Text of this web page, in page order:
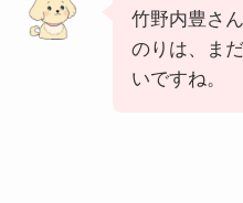
竹野内豊さ
のりは、ま
いですね。